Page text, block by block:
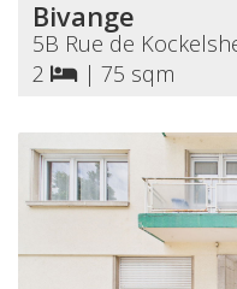
Bivange
5B Rue de
2
| 75 sqm